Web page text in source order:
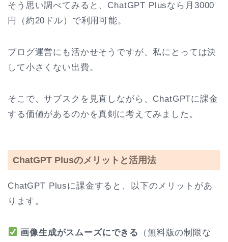
そう思い調べてみると、ChatGPT Plusなら月3000
円（約20ドル）で利用可能。
ブログ運営にも活かせそうですが、私にとっては決
して小さくない出費。
そこで、サブスクを見直しながら、ChatGPTに課金
する価値があるのかを真剣に考えてみました。
ChatGPT Plusのメリットと活用法
ChatGPT Plusに課金すると、以下のメリットがあ
ります。
画像生成がスムーズにできる
（無料版の制限な